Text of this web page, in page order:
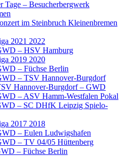
Tage – Besucherbergwerk
im Steinbruch Kleinenbremen
2021 2022
– HSV Hamburg
2019 2020
– Füchse Berlin
– TSV Hannover-Burgdorf
Hannover-Burgdorf – GWD
– ASV Hamm-Westfalen Pokal
– SC DHfK Leipzig Spielo-
2017 2018
– Eulen Ludwigshafen
– TV 04/05 Hüttenberg
– Füchse Berlin